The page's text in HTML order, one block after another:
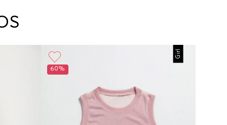
la recogida del producto en la dirección
Girl
60%